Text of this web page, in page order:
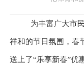
为丰富广大市
祥和的节日氛围，春
送上了“乐享新春”优